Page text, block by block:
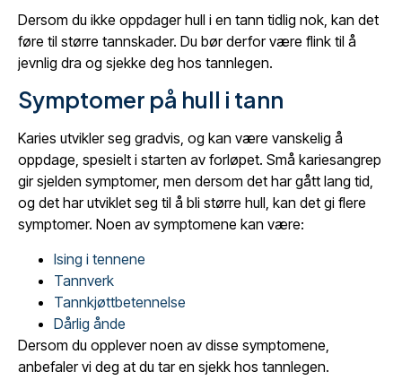
Dersom du ikke oppdager hull i en tann tidlig nok, kan det
føre til større tannskader. Du bør derfor være flink til å
jevnlig dra og sjekke deg hos tannlegen.
Symptomer på hull i tann
Karies utvikler seg gradvis, og kan være vanskelig å
oppdage, spesielt i starten av forløpet. Små kariesangrep
gir sjelden symptomer, men dersom det har gått lang tid,
og det har utviklet seg til å bli større hull, kan det gi flere
symptomer. Noen av symptomene kan være:
Ising i tennene
Tannverk
Tannkjøttbetennelse
Dårlig ånde
Dersom du opplever noen av disse symptomene,
anbefaler vi deg at du tar en sjekk hos tannlegen.